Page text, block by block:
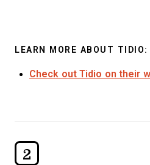
LEARN MORE ABOUT TIDIO:
Check out Tidio on their
2